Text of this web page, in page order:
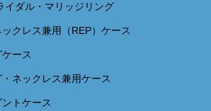
イダル・マリッジリング
クレス兼用（REP）ケース
ース
ネックレス兼用ケース
トケース